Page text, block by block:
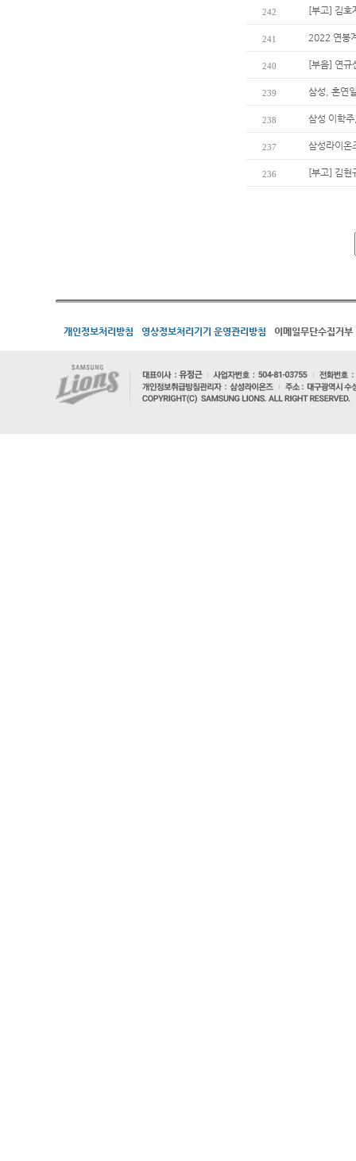
242 [부고] 김호
241 2022 연봉
240 [부음] 연규
239 삼성, 혼연
238 삼성 이학
237 삼성라이온
236 [부고] 김현
개인정보처리방침 영상정보처리기기 운영관리방침 이메일무단수집거부